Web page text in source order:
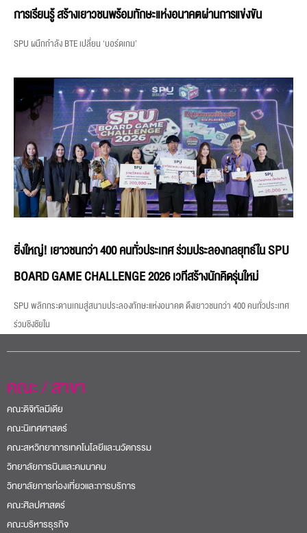
การเรียนรู้ สร้างเยาวชนพร้อมทักษะแห่งอนาคตผ่านการแข่งขัน
SPU ผนึกกำลัง BTE เปลี่ยน ‘บอร์ดเกม’
ยิ่งใหญ่! เยาวชนกว่า 400 คนทั่วประเทศ ร่วมประลองกลยุทธ์ใน SPU
BOARD GAME CHALLENGE 2026 เวทีสร้างนักคิดรุ่นใหม่
SPU พลิกกระดานเกมสู่สนามประลองทักษะแห่งอนาคต ดึงเยาวชนกว่า 400 คนทั่วประเทศ
ร่วมชิงชัยใน
คณะ / สาขา
คณะดิจิทัลมีเดีย
คณะนิเทศศาสตร์
คณะสหวิทยาการเทคโนโลยีและนวัตกรรม
วิทยาลัยการบินและคมนาคม
วิทยาลัยการท่องเที่ยวและการบริการ
คณะศิลปศาสตร์
คณะบริหารธุรกิจ